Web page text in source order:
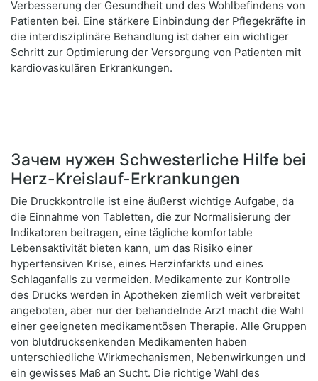
Verbesserung der Gesundheit und des Wohlbefindens von
Patienten bei. Eine stärkere Einbindung der Pflegekräfte in
die interdisziplinäre Behandlung ist daher ein wichtiger
Schritt zur Optimierung der Versorgung von Patienten mit
kardiovaskulären Erkrankungen.
Зачем нужен Schwesterliche Hilfe bei
Herz-Kreislauf-Erkrankungen
Die Druckkontrolle ist eine äußerst wichtige Aufgabe, da
die Einnahme von Tabletten, die zur Normalisierung der
Indikatoren beitragen, eine tägliche komfortable
Lebensaktivität bieten kann, um das Risiko einer
hypertensiven Krise, eines Herzinfarkts und eines
Schlaganfalls zu vermeiden. Medikamente zur Kontrolle
des Drucks werden in Apotheken ziemlich weit verbreitet
angeboten, aber nur der behandelnde Arzt macht die Wahl
einer geeigneten medikamentösen Therapie. Alle Gruppen
von blutdrucksenkenden Medikamenten haben
unterschiedliche Wirkmechanismen, Nebenwirkungen und
ein gewisses Maß an Sucht. Die richtige Wahl des